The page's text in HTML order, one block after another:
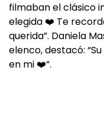
filmaban el clásico
elegida ❤️ Te
querida”. Daniela
elenco, destacó:
en mi ❤️”.